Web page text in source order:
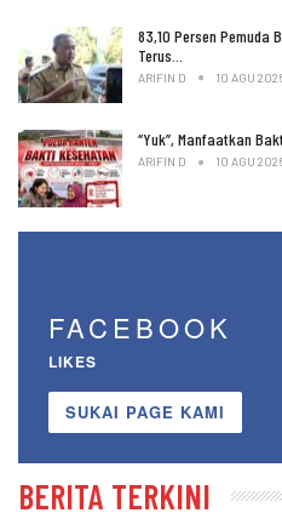
83,10 Persen Pemuda
Terus…
ARIFIN D 10 AGU
“Yuk”, Manfaatkan
ARIFIN D 10 AGU
FACEBOOK
LIKES
SUKAI PAGE KAMI
BERITA TERKINI